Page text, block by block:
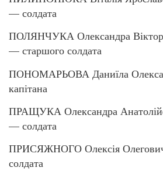
— солдата
ПОЛЯНЧУКА Олександра
— старшого солдата
ПОНОМАРЬОВА Даниїла
капітана
ПРАЩУКА Олександра
— солдата
ПРИСЯЖНОГО Олексія
солдата